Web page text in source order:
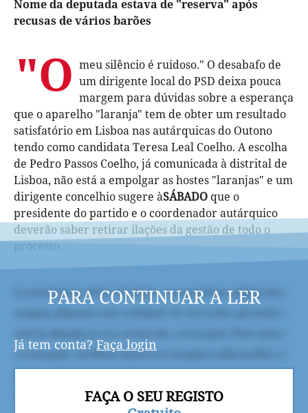
Nome da deputada estava de "reserva" após
recusas de vários barões
"O meu silêncio é ruidoso." O desabafo de
um dirigente local do PSD deixa pouca
margem para dúvidas sobre a esperança
que o aparelho "laranja" tem de obter um resultado
satisfatório em Lisboa nas autárquicas do Outono
tendo como candidata Teresa Leal Coelho. A escolha
de Pedro Passos Coelho, já comunicada à distrital de
Lisboa, não está a empolgar as hostes "laranjas" e um
dirigente concelhio sugere àSÁBADO que o
presidente do partido e o coordenador autárquico
deverão saber retirar ilações da gestão de todo o
processo.
PARA CONTINUAR A LER
Já tem conta? Faça login
FAÇA O SEU REGISTO